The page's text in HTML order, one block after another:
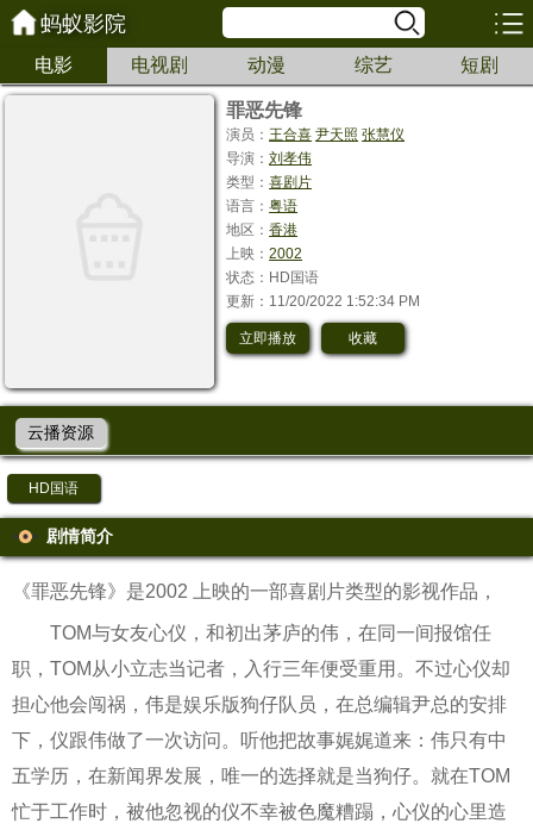
蚂蚁影院
电影 电视剧 动漫 综艺 短剧
罪恶先锋
演员：王合喜 尹天照 张慧仪
导演：刘孝伟
类型：喜剧片
语言：粤语
地区：香港
上映：2002
状态：HD国语
更新：11/20/2022 1:52:34 PM
立即播放 收藏
云播资源
HD国语
剧情简介
《罪恶先锋》是2002 上映的一部喜剧片类型的影视作品，
TOM与女友心仪，和初出茅庐的伟，在同一间报馆任
职，TOM从小立志当记者，入行三年便受重用。不过心仪却
担心他会闯祸，伟是娱乐版狗仔队员，在总编辑尹总的安排
下，仪跟伟做了一次访问。听他把故事娓娓道来：伟只有中
五学历，在新闻界发展，唯一的选择就是当狗仔。就在TOM
忙于工作时，被他忽视的仪不幸被色魔糟蹋，心仪的心里造